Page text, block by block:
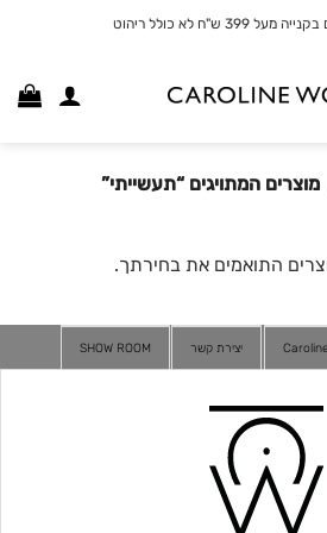
399 ש"ח לא כולל ריהוט
מוצרים המתויגים “תעשייתי”
התואמים את בחירתך.
יצירת קשר SHOW ROOM